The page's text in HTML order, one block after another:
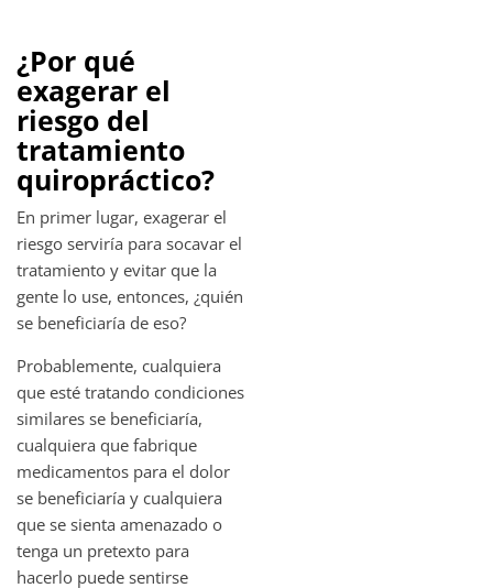
¿Por qué
exagerar el
riesgo del
tratamiento
quiropráctico?
En primer lugar, exagerar el
riesgo serviría para socavar el
tratamiento y evitar que la
gente lo use, entonces, ¿quién
se beneficiaría de eso?
Probablemente, cualquiera
que esté tratando condiciones
similares se beneficiaría,
cualquiera que fabrique
medicamentos para el dolor
se beneficiaría y cualquiera
que se sienta amenazado o
tenga un pretexto para
hacerlo puede sentirse